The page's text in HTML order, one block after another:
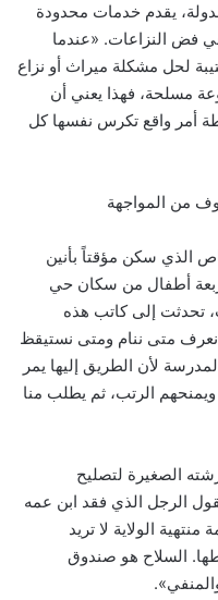
يقدم خدمات محدودة
فض النزاعات. «عندما
لحل مشكلة ميراث أو نزاع
مسلحة، فهذا يعني أن
أمر واقع تكرس نفسها كل
من المواجهة
الذي سكن مؤقتاً بأنين
أطفال من سكان حي
تحدثت إلى كاتب هذه
متى ننام ومتى نستيقظ
لأن الطريق إليها يمر
ويمنحهم الرتب، ثم يطلب منا
الصغيرة لتصليح
الرجل الذي فقد ابن عمه
الولاية لا تريد
السلاح هو صندوق